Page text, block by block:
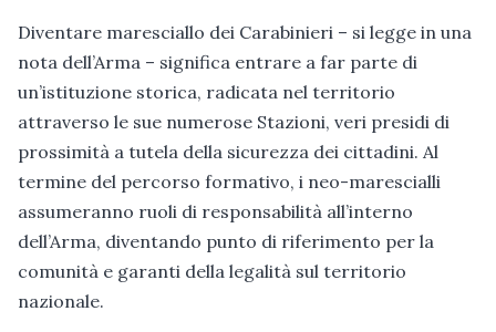
Diventare maresciallo dei Carabinieri – si legge in una
nota dell’Arma – significa entrare a far parte di
un’istituzione storica, radicata nel territorio
attraverso le sue numerose Stazioni, veri presidi di
prossimità a tutela della sicurezza dei cittadini. Al
termine del percorso formativo, i neo-marescialli
assumeranno ruoli di responsabilità all’interno
dell’Arma, diventando punto di riferimento per la
comunità e garanti della legalità sul territorio
nazionale.